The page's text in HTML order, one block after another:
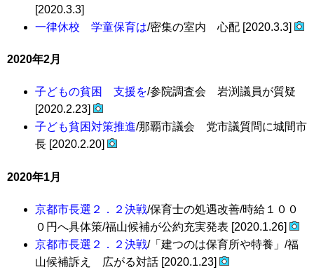
[2020.3.3]
一律休校 学童保育は/密集の室内 心配 [2020.3.3]
2020年2月
子どもの貧困 支援を/参院調査会 岩渕議員が質疑
[2020.2.23]
子ども貧困対策推進/那覇市議会 党市議質問に城間市
長 [2020.2.20]
2020年1月
京都市長選２．２決戦/保育士の処遇改善/時給１００
０円へ具体策/福山候補が公約充実発表 [2020.1.26]
京都市長選２．２決戦/「建つのは保育所や特養」/福
山候補訴え 広がる対話 [2020.1.23]